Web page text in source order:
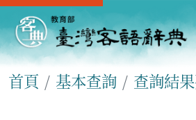
首頁 基本查詢 查詢結